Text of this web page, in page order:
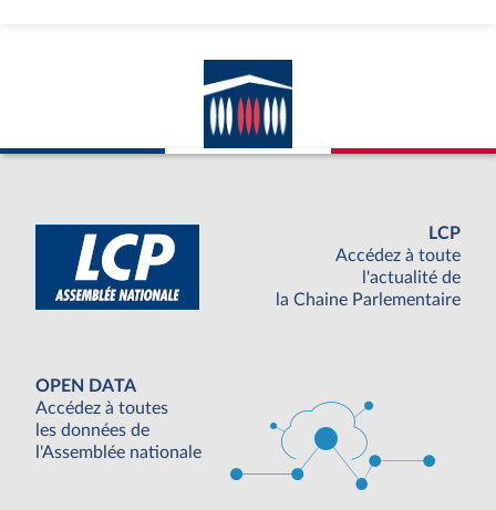
LCP
Accédez à toute
l'actualité de
la Chaine Parlementaire
OPEN DATA
Accédez à toutes
les données de
l'Assemblée nationale